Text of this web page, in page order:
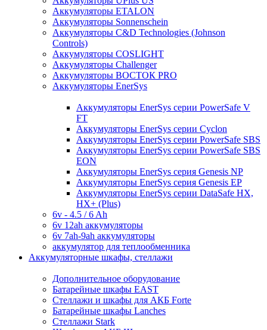
Аккумуляторы ETALON
Аккумуляторы Sonnenschein
Аккумуляторы С&D Technologies (Johnson
Controls)
Аккумуляторы COSLIGHT
Аккумуляторы Challenger
Аккумуляторы ВОСТОК PRO
Аккумуляторы EnerSys
Аккумуляторы EnerSys серии PowerSafe V
FT
Аккумуляторы EnerSys серии Cyclon
Аккумуляторы EnerSys серии PowerSafe SBS
Аккумуляторы EnerSys серии PowerSafe SBS
EON
Аккумуляторы EnerSys серия Genesis NP
Аккумуляторы EnerSys серия Genesis EP
Аккумуляторы EnerSys серии DataSafe HX,
HX+ (Plus)
6v - 4.5 / 6 Ah
6v 12ah аккумуляторы
6v 7ah-9ah аккумуляторы
аккумулятор для теплообменника
Аккумуляторные шкафы, стеллажи
Дополнительное оборудование
Батарейные шкафы EAST
Стеллажи и шкафы для АКБ Forte
Батарейные шкафы Lanches
Стеллажи Stark